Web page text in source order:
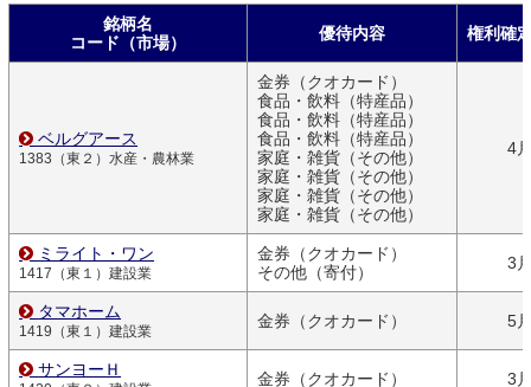
銘柄名
コード（市場）
優待内容 権利確
ベルグアース
1383（東２）水産・農林業
金券（クオカード）
食品・飲料（特産品）
食品・飲料（特産品）
食品・飲料（特産品）
家庭・雑貨（その他）
家庭・雑貨（その他）
家庭・雑貨（その他）
家庭・雑貨（その他）
4
ミライト・ワン
1417（東１）建設業
金券（クオカード）
その他（寄付）
3
タマホーム
1419（東１）建設業
金券（クオカード） 5
サンヨーＨ 金券（クオカード） 3